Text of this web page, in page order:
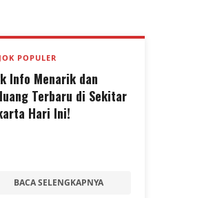
POPULER
Info Menarik dan
Terbaru di Sekitar
Hari Ini!
BACA SELENGKAPNYA